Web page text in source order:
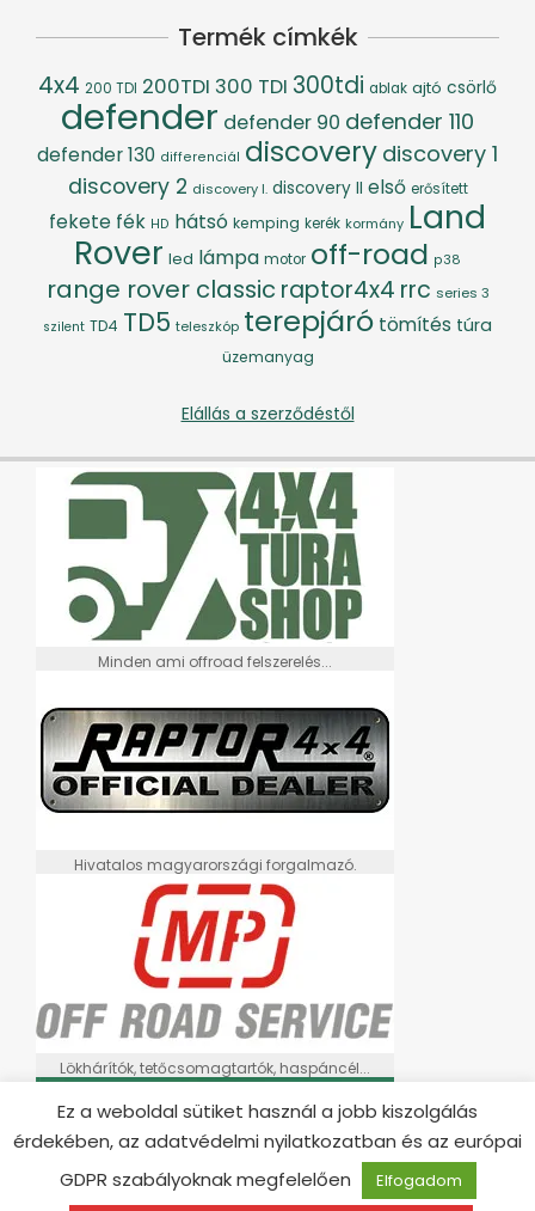
Termék címkék
4x4 200 TDI 200TDI 300 TDI 300tdi ablak ajtó csörlő
defender defender 90 defender 110
defender 130 differenciál discovery discovery 1
discovery 2 discovery I. discovery II első erősített
fekete fék HD hátsó kemping kerék kormány Land
Rover led lámpa motor off-road p38
range rover classic raptor4x4 rrc series 3
szilent TD4 TD5 teleszkóp terepjáró tömítés túra
üzemanyag
Elállás a szerződéstől
Minden ami offroad felszerelés...
Hivatalos magyarországi forgalmazó.
Lökhárítók, tetőcsomagtartók, haspáncél...
Ez a weboldal sütiket használ a jobb kiszolgálás
érdekében, az adatvédelmi nyilatkozatban és az európai
GDPR szabályoknak megfelelően
Elfogadom